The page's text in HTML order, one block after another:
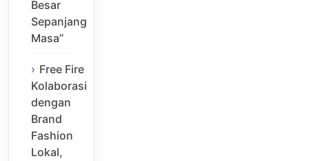
Besar
Sepanjang
Masa”
Free Fire
Kolaborasi
dengan
Brand
Fashion
Lokal,